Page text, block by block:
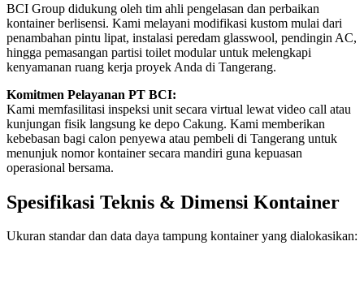
BCI Group didukung oleh tim ahli pengelasan dan perbaikan
kontainer berlisensi. Kami melayani modifikasi kustom mulai dari
penambahan pintu lipat, instalasi peredam glasswool, pendingin AC,
hingga pemasangan partisi toilet modular untuk melengkapi
kenyamanan ruang kerja proyek Anda di Tangerang.
Komitmen Pelayanan PT BCI:
Kami memfasilitasi inspeksi unit secara virtual lewat video call atau
kunjungan fisik langsung ke depo Cakung. Kami memberikan
kebebasan bagi calon penyewa atau pembeli di Tangerang untuk
menunjuk nomor kontainer secara mandiri guna kepuasan
operasional bersama.
Spesifikasi Teknis & Dimensi Kontainer
Ukuran standar dan data daya tampung kontainer yang dialokasikan: